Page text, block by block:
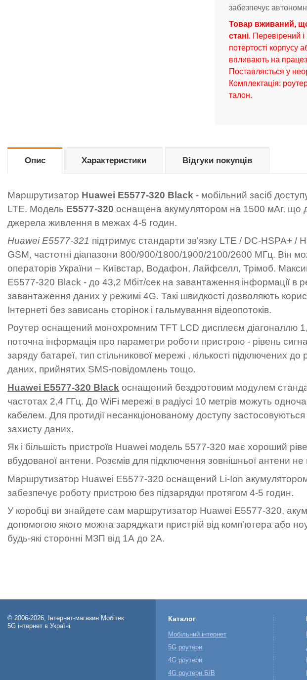
забезпечує
Товар вживаний,
стані. Перевірений
потертості корпусу
впливають на
Поставляється у
Комплектація:
талон.
Опис
Маршрутизатор Huawei E5577-320 Black - мобільний засіб
LTE. Модель E5577-320 оснащена акумулятором на 1500 мАг, що
джерела живлення в межах 4-5 годин.
Huawei E5577-321 підтримує стандарти зв'язку LTE / DC-HSPA+ /
GSM, частотні діапазони 800/900/1800/1900/2100/2600 МГц. Він
операторів України – Київстар, Водафон, Лайфселл, Трімоб.
E5577-320 Black - до 43,2 Мбіт/сек на завантаження інформації в
завантаження даних у режимі 4G. Такі швидкості дозволяють
Інтернеті без зависань сторінок і гальмування відеопотоків.
Роутер оснащений монохромним TFT LCD дисплеєм діагоналлю
поточна інформація про параметри роботи пристрою - рівень
заряду батареї, тип стільникової мережі , кількості підключених до
даних, прийнятих SMS-повідомлень тощо.
Huawei E5577-320 Black оснащений бездротовим модулем
частотах 2,4 ГГц. До WiFi мережі в радіусі 10 метрів можуть
кабелем. Для протидії несанкціонованому доступу
захисту даних.
Як і більшість пристроїв Huawei модель 5577-320 має хороший
вбудованої антени. Розємів для підключення зовнішньої антени
Маршрутизатор Huawei E5577-320 оснащений Li-Ion
забезпечує роботу пристрою без підзарядки протягом 4-5 годин.
У коробці ви знайдете сам маршрутизатор Huawei E5577-320,
допомогою якого можна заряджати пристрій від комп'ютера або
будь-які сторонні МЗП від 1А до 2А.
Характеристики Відгуки покупців
© 2006-2026, Інтернет-магазин Мобітек
5G інтернет в Україні
Каталог
Мобільний інтернет
5G роутери
4G роутери
4G роутери Б/В